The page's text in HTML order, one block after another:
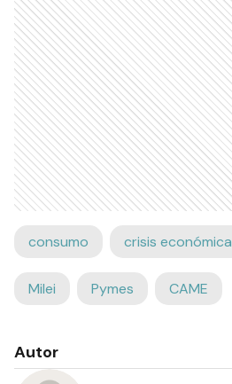
consumo crisis económica
Milei Pymes CAME
Autor